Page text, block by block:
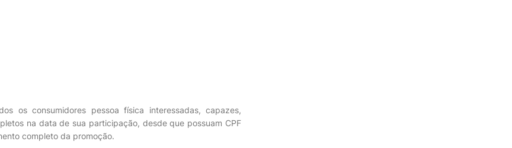
os consumidores pessoa física interessadas, capazes,
na data de sua participação, desde que possuam CPF
completo da promoção.